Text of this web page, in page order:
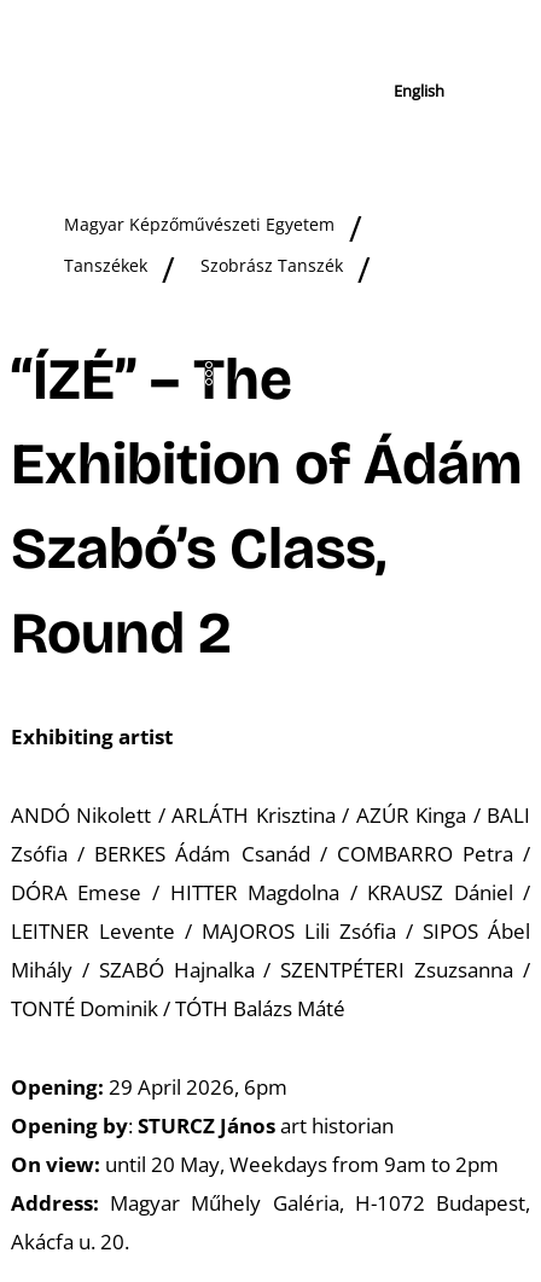
English
Magyar Képzőművészeti Egyetem
Tanszékek
Szobrász Tanszék
“ÍZÉ” – The
Exhibition of Ádám
Szabó’s Class,
Round 2
Exhibiting artist
ANDÓ Nikolett / ARLÁTH Krisztina / AZÚR Kinga / BALI
Zsófia / BERKES Ádám Csanád / COMBARRO Petra /
DÓRA Emese / HITTER Magdolna / KRAUSZ Dániel /
LEITNER Levente / MAJOROS Lili Zsófia / SIPOS Ábel
Mihály / SZABÓ Hajnalka /SZENTPÉTERI Zsuzsanna /
TONTÉ Dominik / TÓTH Balázs Máté
Opening: 29 April 2026, 6pm
Opening by:STURCZ Jánosart historian
On view: until 20 May, Weekdays from 9am to 2pm
Address: Magyar Műhely Galéria, H-1072 Budapest,
Akácfa u. 20.